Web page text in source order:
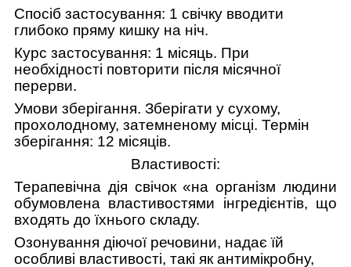
Спосіб застосування: 1 свічку вводити
глибоко пряму кишку на ніч.
Курс застосування: 1 місяць. При
необхідності повторити після місячної
перерви.
Умови зберігання. Зберігати у сухому,
прохолодному, затемненому місці. Термін
зберігання: 12 місяців.
Властивості:
Терапевічна дія свічок «на організм людини
обумовлена ​​властивостями інгредієнтів, що
входять до їхнього складу.
Озонування діючої речовини, надає їй
особливі властивості, такі як антимікробну,